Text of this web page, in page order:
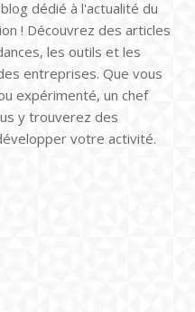
dédié à l'actualité du
! Découvrez des articles
les outils et les
entreprises. Que vous
expérimenté, un chef
y trouverez des
votre activité.